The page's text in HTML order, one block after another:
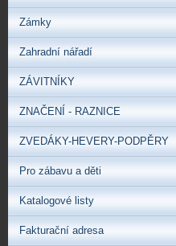
Zámky
Zahradní nářadí
ZÁVITNÍKY
ZNAČENÍ - RAZNICE
ZVEDÁKY-HEVERY-PODPĚRY
Pro zábavu a děti
Katalogové listy
Fakturační adresa